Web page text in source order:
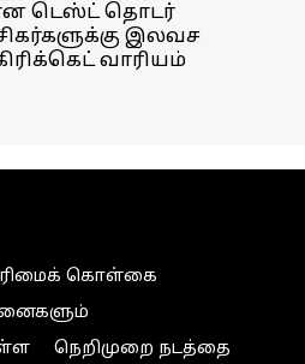
டெஸ்ட் தொடர்
இலவச
வாரியம்
கொள்கை
நெறிமுறை நடத்தை